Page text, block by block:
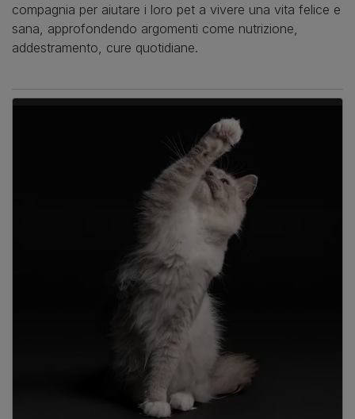
compagnia per aiutare i loro pet a vivere una vita felice e
sana, approfondendo argomenti come nutrizione,
addestramento, cure quotidiane.